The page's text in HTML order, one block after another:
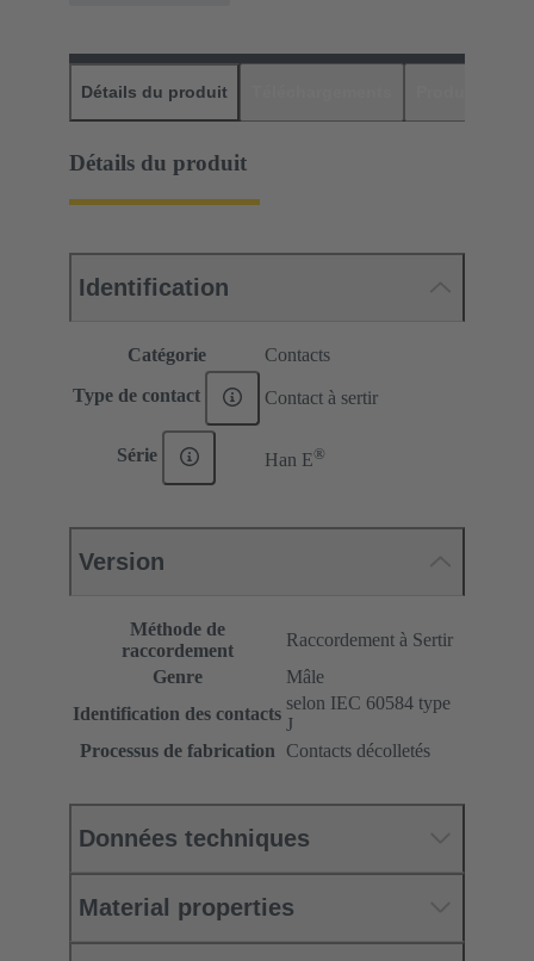
Détails du produit
Détails du produit
Identification
Catégorie Contacts
Type de contact Contact à sertir
Série Han E®
Version
Méthode de
raccordement
Raccordement à Sertir
Genre
Mâle
Identification des contacts
selon IEC 60584 type
J
Processus de fabrication
Contacts décolletés
Données techniques
Material properties